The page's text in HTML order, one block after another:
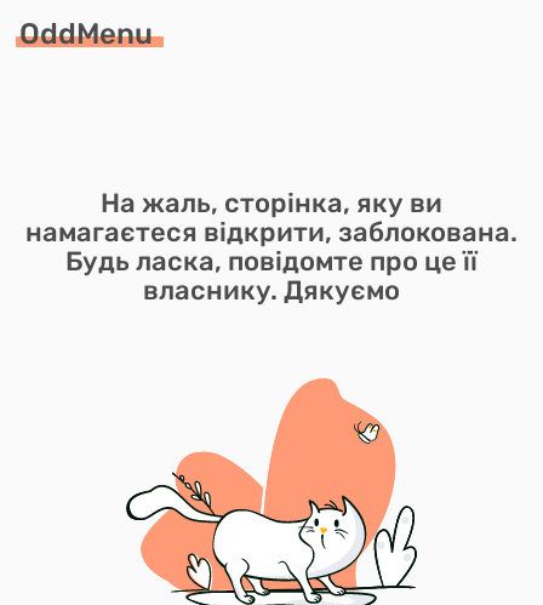
OddMenu
На жаль, сторінка, яку ви
намагаєтеся відкрити, заблокована.
Будь ласка, повідомте про це її
власнику. Дякуємо